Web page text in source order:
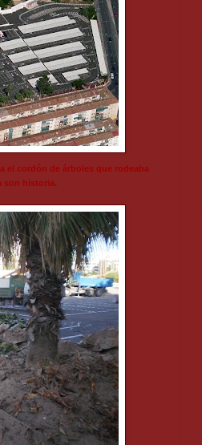
el cordón de árboles que rodeaba
son historia.